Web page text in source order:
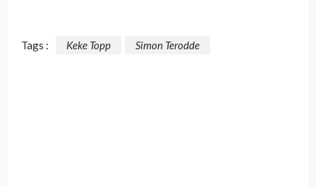
Tags : Keke Topp Simon Terodde